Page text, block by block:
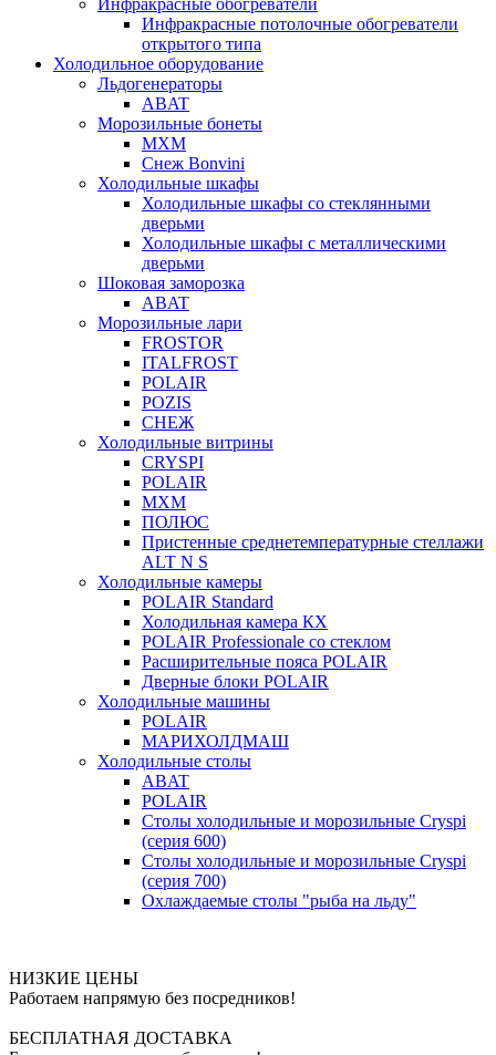
Инфракрасные потолочные обогреватели
открытого типа
Холодильное оборудование
Льдогенераторы
ABAT
Морозильные бонеты
МХМ
Снеж Bonvini
Холодильные шкафы
Холодильные шкафы cо стеклянными
дверьми
Холодильные шкафы с металлическими
дверьми
Шоковая заморозка
ABAT
Морозильные лари
FROSTOR
ITALFROST
POLAIR
POZIS
СНЕЖ
Холодильные витрины
CRYSPI
POLAIR
МХМ
ПОЛЮС
Пристенные среднетемпературные стеллажи
ALT N S
Холодильные камеры
POLAIR Standard
Холодильная камера КХ
POLAIR Professionale со стеклом
Расширительные пояса POLAIR
Дверные блоки POLAIR
Холодильные машины
POLAIR
МАРИХОЛДМАШ
Холодильные столы
ABAT
POLAIR
Столы холодильные и морозильные Cryspi
(серия 600)
Столы холодильные и морозильные Cryspi
(серия 700)
Охлаждаемые столы "рыба на льду"
НИЗКИЕ ЦЕНЫ
Работаем напрямую без посредников!
БЕСПЛАТНАЯ ДОСТАВКА